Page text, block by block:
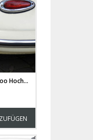
Autoaufkleber Autotattoo Hochzeit Mr. & Mrs. mit Herzen und Namen M2142